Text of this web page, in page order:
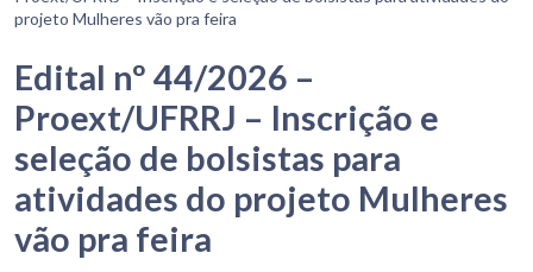
projeto Mulheres vão pra feira
Edital nº 44/2026 –
Proext/UFRRJ – Inscrição e
seleção de bolsistas para
atividades do projeto Mulheres
vão pra feira